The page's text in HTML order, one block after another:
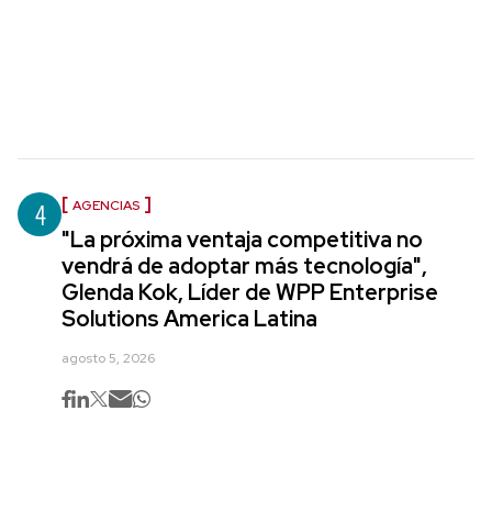
4 AGENCIAS
"La próxima ventaja competitiva no
vendrá de adoptar más tecnología",
Glenda Kok, Líder de WPP Enterprise
Solutions America Latina
agosto 5, 2026